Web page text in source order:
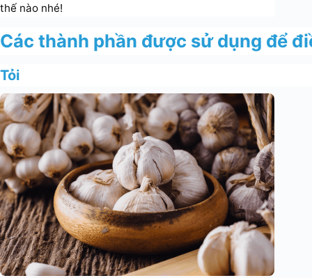
thế nào nhé!
Các thành phần được sử dụng để
Tỏi